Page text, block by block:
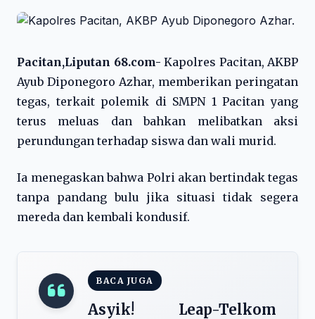
Pacitan,Liputan 68.com- Kapolres Pacitan, AKBP
Ayub Diponegoro Azhar, memberikan peringatan
tegas, terkait polemik di SMPN 1 Pacitan yang
terus meluas dan bahkan melibatkan aksi
perundungan terhadap siswa dan wali murid.
Ia menegaskan bahwa Polri akan bertindak tegas
tanpa pandang bulu jika situasi tidak segera
mereda dan kembali kondusif.
BACA JUGA
Asyik! Leap-Telkom